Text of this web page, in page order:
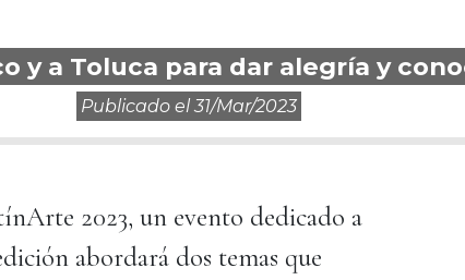
y a Toluca para dar alegría y
Publicado el31/mar/2023
2023, un evento dedicado a
abordará dos temas que